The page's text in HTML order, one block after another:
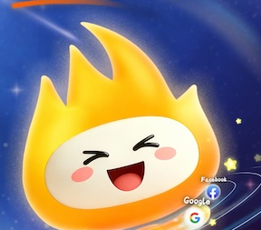
反对
反对[0]